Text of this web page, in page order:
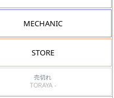
MECHANIC
STORE
売切れ
TORAYA -